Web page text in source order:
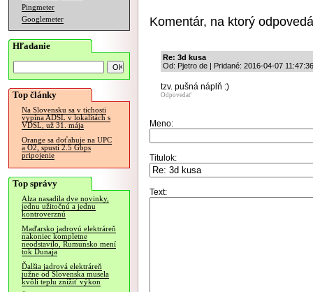
Pingmeter
Googlemeter
Hľadanie
Top články
Na Slovensku sa v tichosti
vypína ADSL v lokalitách s
VDSL, už 31. mája
Orange sa doťahuje na UPC
a O2, spustí 2.5 Gbps
pripojenie
Top správy
Alza nasadila dve novinky,
jednu užitočnú a jednu
kontroverznú
Maďarsko jadrovú elektráreň
nakoniec kompletne
neodstavilo, Rumunsko mení
tok Dunaja
Ďalšia jadrová elektráreň
južne od Slovenska musela
kvôli teplu znížiť výkon
Komentár, na ktorý
Re: 3d kusa
Od: Pjetro de | Pridané: 2016-04-07 11:47:36
tzv. pušná náplň :)
Odpovedať
Meno:
Titulok:
Text: